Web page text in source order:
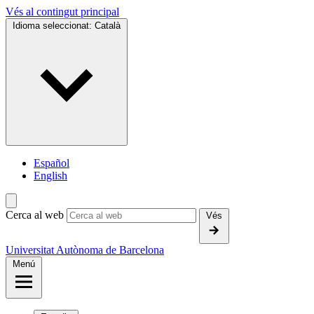
Vés al contingut principal
Idioma seleccionat: Català
Español
English
Cerca al web Vés
Universitat Autònoma de Barcelona
Menú